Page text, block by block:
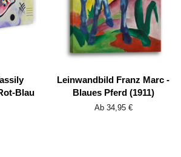
Blau
Leinwandbild Franz Marc -
Blaues Pferd (1911)
Ab 34,95 €